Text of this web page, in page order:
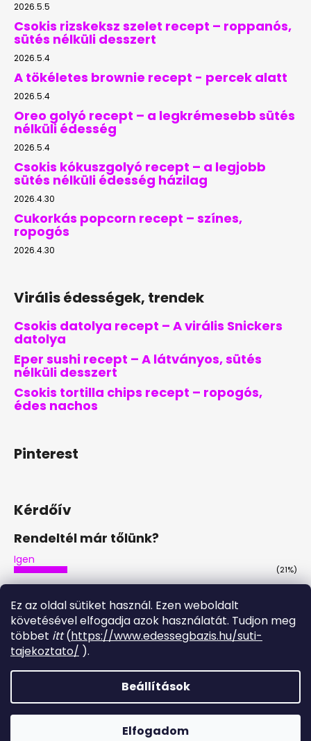
Ez az oldal sütiket használ. Ezen weboldalt
követésével elfogadja azok használatát. Tudjon meg
többet itt(https://www.edessegbazis.hu/suti-
tajekoztato/ ).
Beállítások
Elfogadom
2026.5.5
Csokis rizskeksz szelet recept – roppanós,
sütés nélküli desszert
2026.5.4
A tökéletes brownie recept - percek alatt
2026.5.4
Oreo golyó recept – a legkrémesebb sütés
nélküli édesség
2026.5.4
Csokis kókuszgolyó recept – a legjobb
sütés nélküli édesség házilag
2026.4.30
Cukorkás popcorn recept – színes,
ropogós
2026.4.30
Virális édességek, trendek
Csokis datolya recept – A virális Snickers
datolya
Eper sushi recept – A látványos, sütés
nélküli desszert
Csokis tortilla chips recept – ropogós,
édes nachos
Pinterest
Kérdőív
Rendeltél már tőlünk?
Igen
(21%)
Nem, de tervezem
(29%)
Igen, többször is
Shoptet készítette
Édesség Bázis. Minden jog fenntartva.